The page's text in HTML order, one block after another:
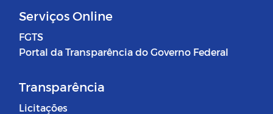
Serviços Online
FGTS
Portal da Transparência do Governo Federal
Transparência
Licitações